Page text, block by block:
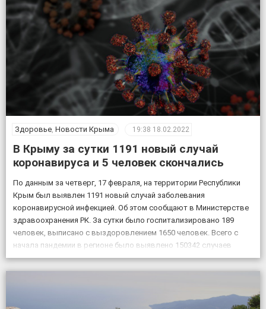
подаваемые машинистом, […]
Здоровье, Новости Крыма 19:38 18.02.2022
В Крыму за сутки 1191 новый случай
коронавируса и 5 человек скончались
По данным за четверг, 17 февраля, на территории Республики
Крым был выявлен 1191 новый случай заболевания
коронавирусной инфекцией. Об этом сообщают в Министерстве
здравоохранения РК. За сутки было госпитализировано 189
человек, выписано с выздоровлением 1650 человек. Всего с
начала пандемии в регионе было выявлено 150342 случаев
заболевания коронавирусом, скончалось 4830 пациентов с
подтвержденным коронавирусом, в […]